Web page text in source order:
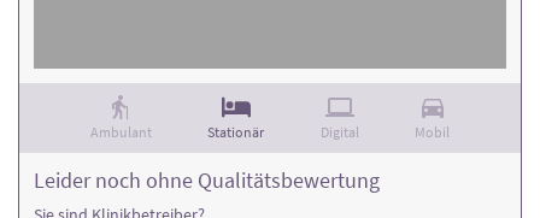
Ambulant Stationär Digital Mobil
Leider noch ohne Qualitätsbewertung